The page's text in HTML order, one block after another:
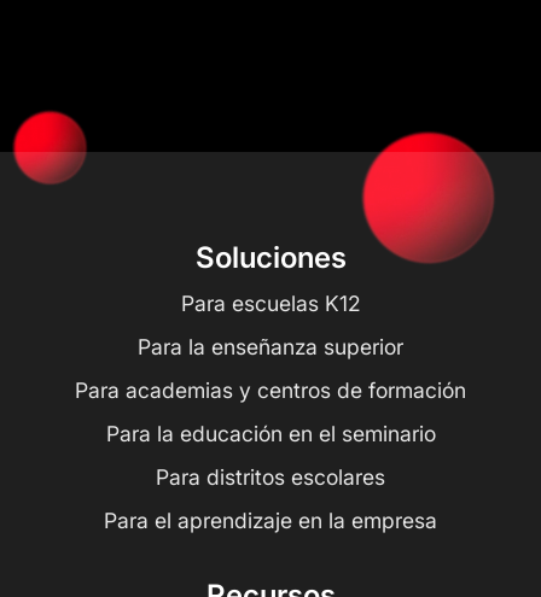
Soluciones
Para escuelas K12
Para la enseñanza superior
Para academias y centros de formación
Para la educación en el seminario
Para distritos escolares
Para el aprendizaje en la empresa